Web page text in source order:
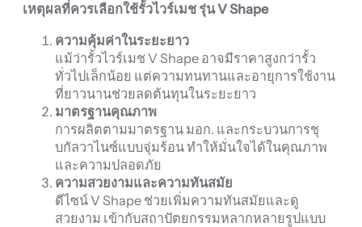
เหตุผลที่ควรเลือกใช้รั้วไวร์เมช รุ่น V Shape
ความคุ้มค่าในระยะยาว
แม้ว่ารั้วไวร์เมช V Shape อาจมีราคาสูงกว่ารั้ว
ทั่วไปเล็กน้อย แต่ความทนทานและอายุการใช้งาน
ที่ยาวนานช่วยลดต้นทุนในระยะยาว
มาตรฐานคุณภาพ
การผลิตตามมาตรฐาน มอก. และกระบวนการชุ
บกัลวาไนซ์แบบจุ่มร้อน ทำให้มั่นใจได้ในคุณภาพ
และความปลอดภัย
ความสวยงามและความทันสมัย
ดีไซน์ V Shape ช่วยเพิ่มความทันสมัยและดู
สวยงาม เข้ากับสถาปัตยกรรมหลากหลายรูปแบบ